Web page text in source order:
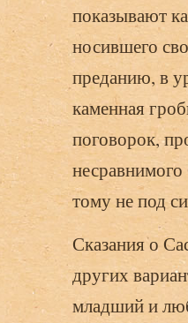
показывают
носившего
преданию, в
каменная
поговорок,
тому не под
Сказания о
других
младший и